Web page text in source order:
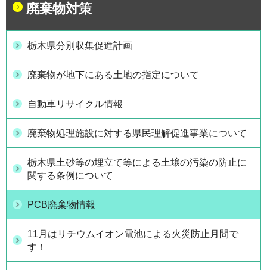
廃棄物対策
栃木県分別収集促進計画
廃棄物が地下にある土地の指定について
自動車リサイクル情報
廃棄物処理施設に対する県民理解促進事業について
栃木県土砂等の埋立て等による土壌の汚染の防止に
関する条例について
PCB廃棄物情報
11月はリチウムイオン電池による火災防止月間で
す！